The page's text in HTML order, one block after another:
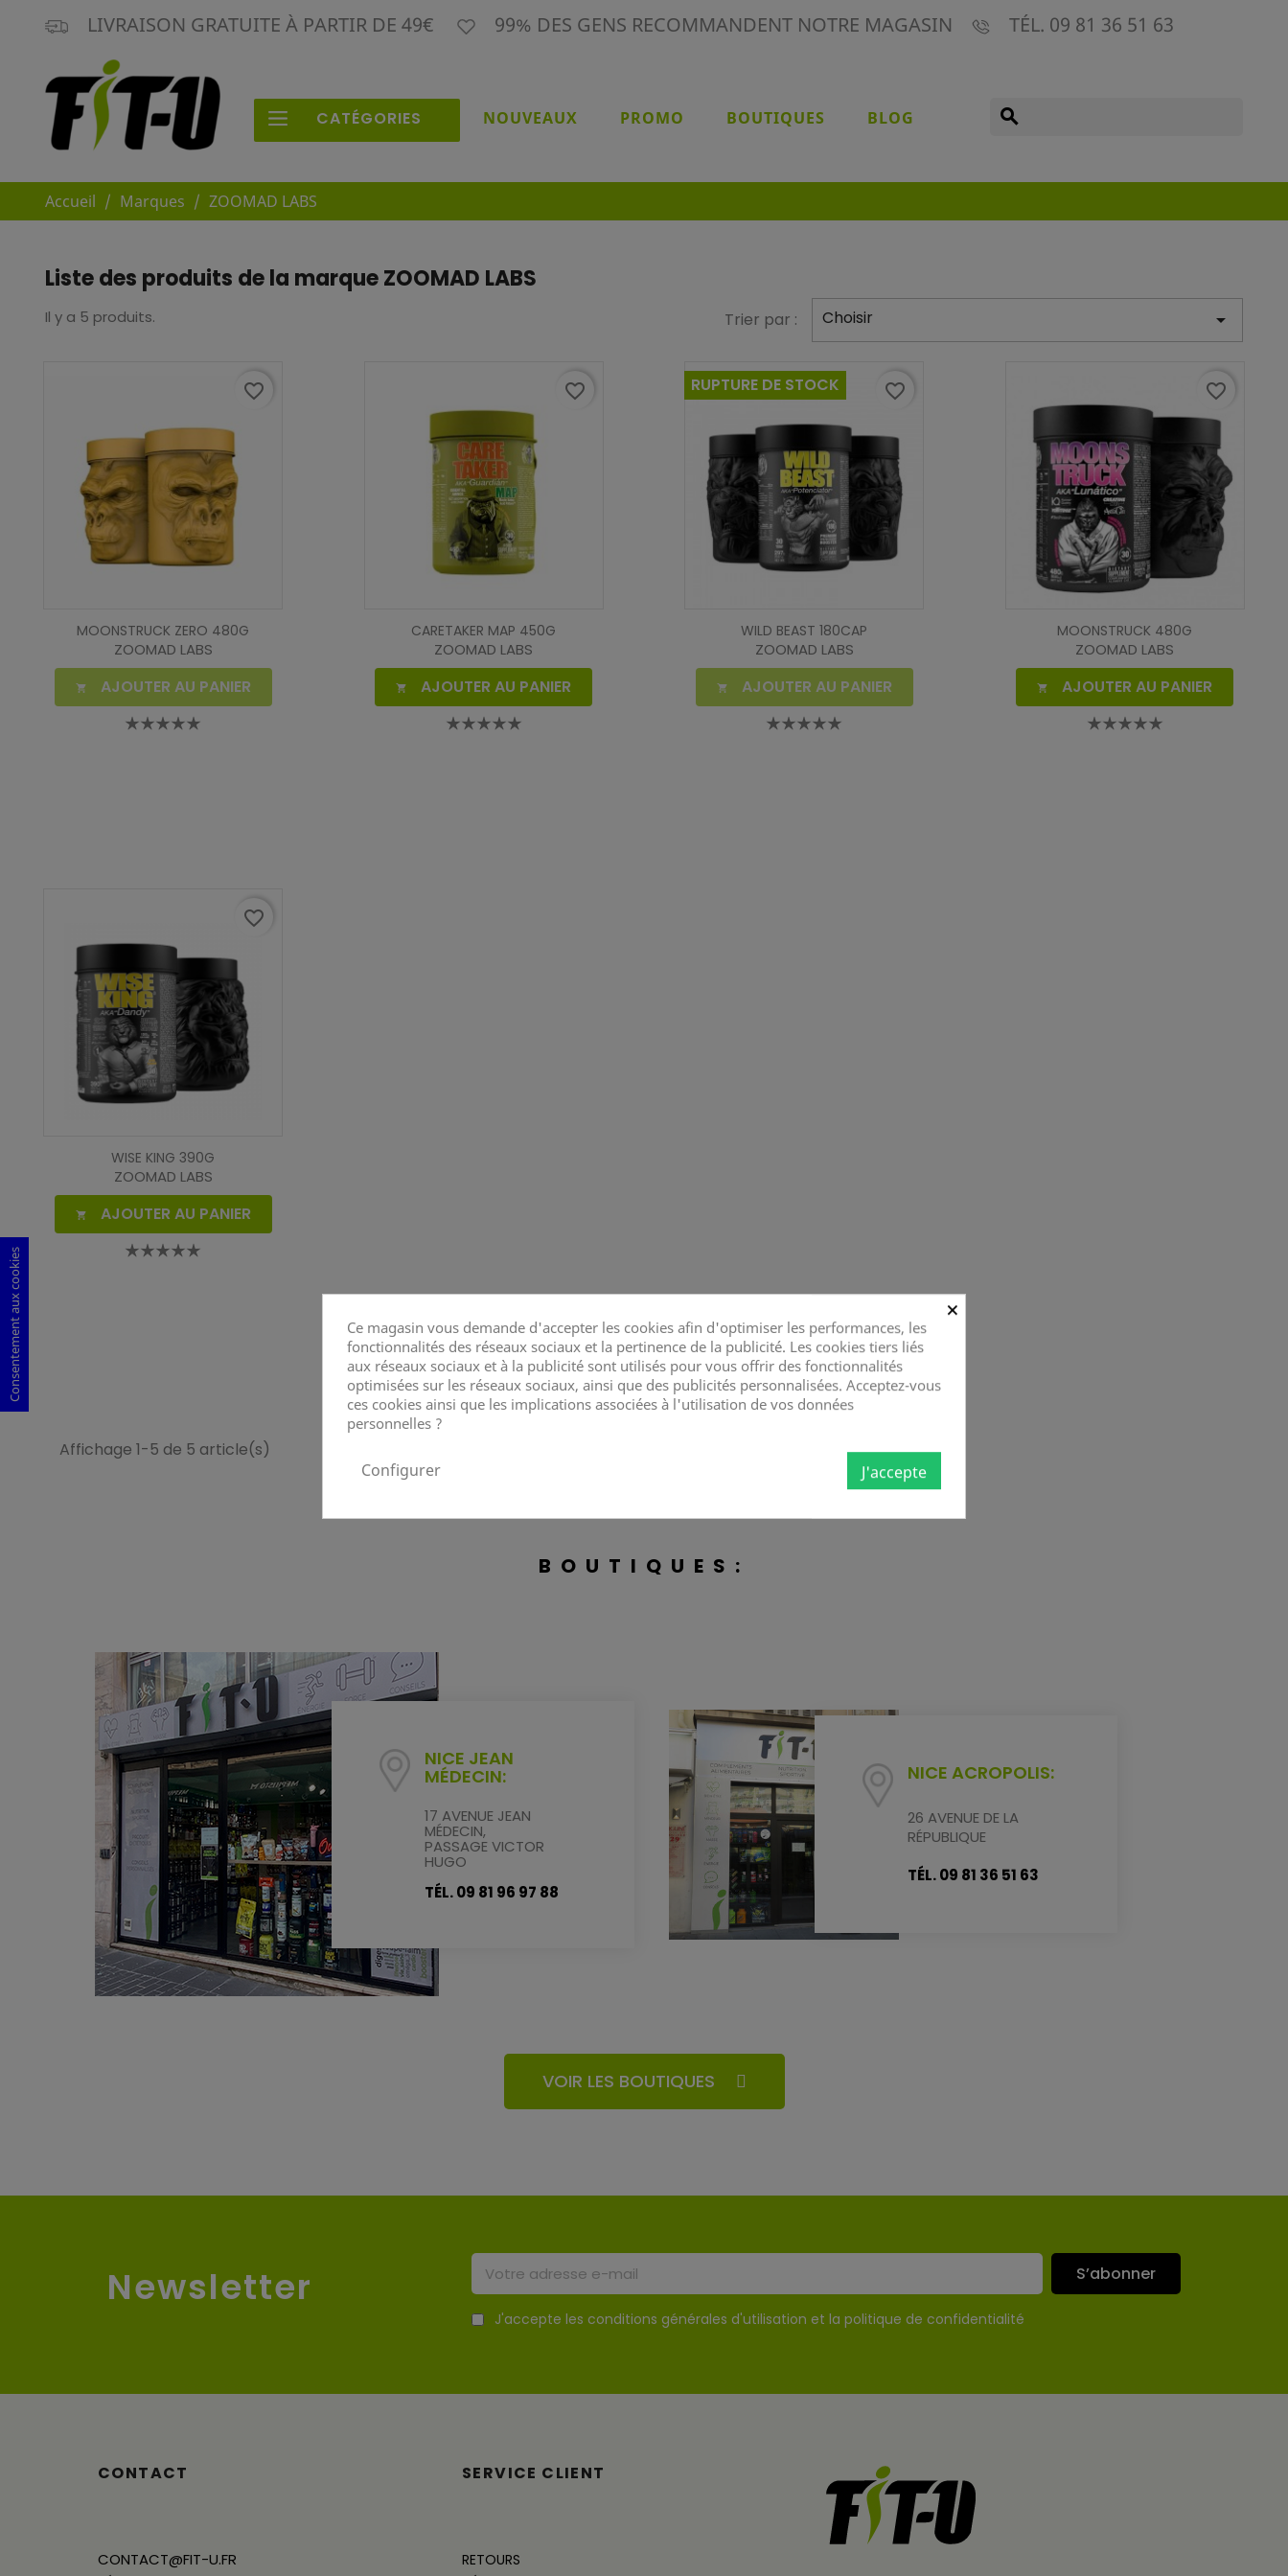
LIVRAISON GRATUITE À PARTIR DE 49€ 99% DES GENS RECOMMANDENT NOTRE MAGASIN TÉL. 09 81 36 51 63
CATÉGORIES NOUVEAUX PROMO BOUTIQUES BLOG search
Accueil Marques ZOOMAD LABS
Liste des produits de la marque ZOOMAD LABS
Il y a 5 produits. Trier par : Choisir 
MOONSTRUCK ZERO 480G
ZOOMAD LABS
 AJOUTER AU PANIER
favorite_border
CARETAKER MAP 450G
ZOOMAD LABS
 AJOUTER AU PANIER
favorite_border
WILD BEAST 180CAP
ZOOMAD LABS
 AJOUTER AU PANIER
RUPTURE DE STOCK favorite_border
MOONSTRUCK 480G
ZOOMAD LABS
 AJOUTER AU PANIER
favorite_border
WISE KING 390G
ZOOMAD LABS
 AJOUTER AU PANIER
favorite_border
Affichage 1-5 de 5 article(s)
BOUTIQUES:
NICE JEAN
MÉDECIN:
17 AVENUE JEAN
MÉDECIN,
PASSAGE VICTOR
HUGO
TÉL. 09 81 96 97 88
NICE ACROPOLIS:
26 AVENUE DE LA
RÉPUBLIQUE
TÉL. 09 81 36 51 63
VOIR LES BOUTIQUES
Newsletter S’abonner
J'accepte les conditions générales d'utilisation et la politique de confidentialité
CONTACT
CONTACT@FIT-U.FR
SERVICE CLIENT
RETOURS
×
Ce magasin vous demande d'accepter les cookies afin d'optimiser les performances, les
fonctionnalités des réseaux sociaux et la pertinence de la publicité. Les cookies tiers liés
aux réseaux sociaux et à la publicité sont utilisés pour vous offrir des fonctionnalités
optimisées sur les réseaux sociaux, ainsi que des publicités personnalisées. Acceptez-vous
ces cookies ainsi que les implications associées à l'utilisation de vos données
personnelles ?
J'accepte
Configurer
Consentement aux cookies